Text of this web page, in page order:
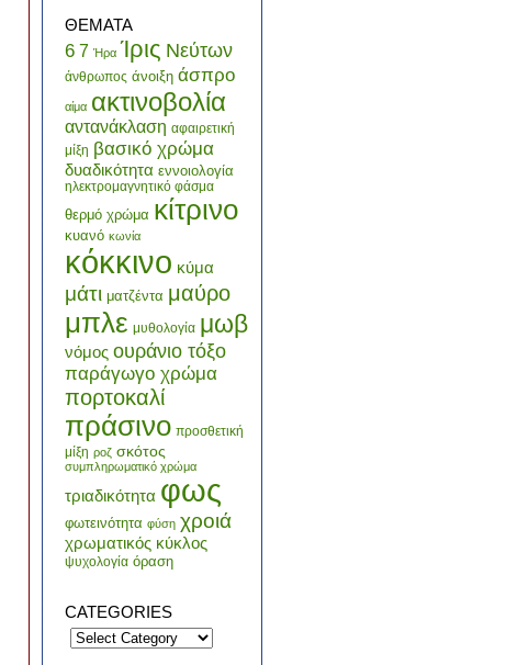
ΘΕΜΑΤΑ
6 7 Ήρα Ίρις Νεύτων
άνθρωπος άνοιξη άσπρο
αίμα ακτινοβολία
αντανάκλαση αφαιρετική
μίξη βασικό χρώμα
δυαδικότητα εννοιολογία
ηλεκτρομαγνητικό φάσμα
θερμό χρώμα κίτρινο
κυανό κωνία
κόκκινο κύμα
μάτι ματζέντα μαύρο
μπλε μυθολογία μωβ
νόμος ουράνιο τόξο
παράγωγο χρώμα
πορτοκαλί
πράσινο προσθετική
μίξη ροζ σκότος
συμπληρωματικό χρώμα
τριαδικότητα φως
φωτεινότητα φύση χροιά
χρωματικός κύκλος
ψυχολογία όραση
CATEGORIES
Categories